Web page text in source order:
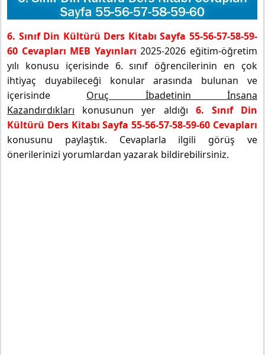
6. Sınıf Din Kültürü Ders Kitabı Sayfa 55-56-57-58-59-
60 Cevapları MEB Yayınları 2025-2026 eğitim-öğretim
yılı konusu içerisinde 6. sınıf öğrencilerinin en çok
ihtiyaç duyabileceği konular arasında bulunan ve
içerisinde Oruç İbadetinin İnsana
Kazandırdıkları konusunun yer aldığı 6. Sınıf Din
Kültürü Ders Kitabı Sayfa 55-56-57-58-59-60 Cevapları
konusunu paylaştık. Cevaplarla ilgili görüş ve
önerilerinizi yorumlardan yazarak bildirebilirsiniz.